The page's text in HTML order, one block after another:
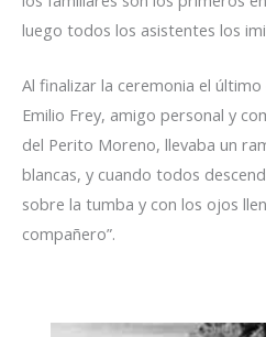
luego todos los asistentes los
Al finalizar la ceremonia el
Emilio Frey, amigo personal y
del Perito Moreno, llevaba un
blancas, y cuando todos
sobre la tumba y con los ojos
compañero”.